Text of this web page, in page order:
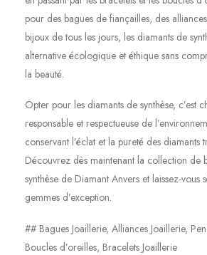
pour des bagues de fiançailles, des
bijoux de tous les jours, les diamants de
alternative écologique et éthique sans
la beauté.
Opter pour les diamants de synthèse, c’est
responsable et respectueuse de
conservant l’éclat et la pureté des diamants
Découvrez dès maintenant la collection de
synthèse de Diamant Anvers et laissez-vous
gemmes d’exception.
## Bagues Joaillerie, Alliances Joaillerie,
Boucles d’oreilles, Bracelets Joaillerie